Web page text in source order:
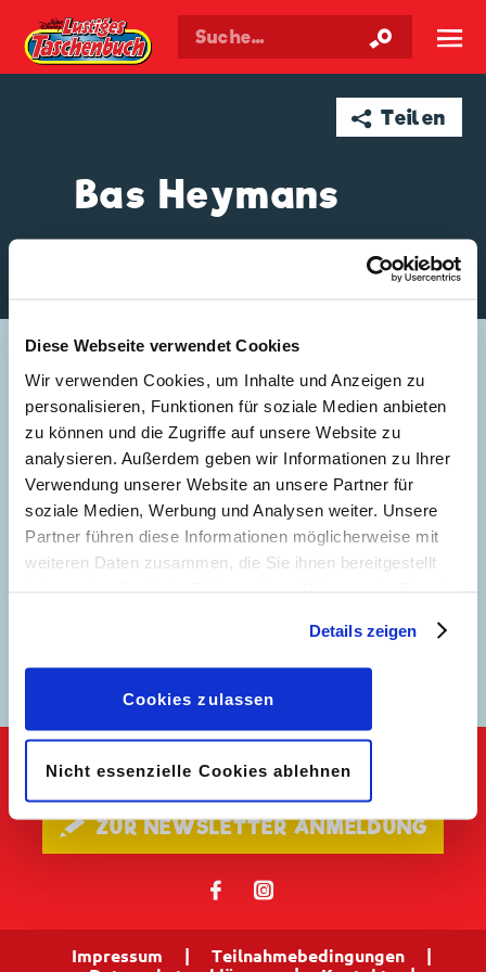
Diese Webseite verwendet Cookies
Wir verwenden Cookies, um Inhalte und Anzeigen zu
personalisieren, Funktionen für soziale Medien anbieten
zu können und die Zugriffe auf unsere Website zu
analysieren. Außerdem geben wir Informationen zu Ihrer
Verwendung unserer Website an unsere Partner für
soziale Medien, Werbung und Analysen weiter. Unsere
Partner führen diese Informationen möglicherweise mit
weiteren Daten zusammen, die Sie ihnen bereitgestellt
geben, können Sie diese jederzeit in der
Datenschutzerklärungwieder widerrufen.
Details zeigen
Cookies zulassen
Nicht essenzielle Cookies ablehnen
Walt Disneys Taschenbuch ☰
➦ Teilen
Bas Heymans
Keine Neuigkeiten mehr verpassen!
🖋 ZUR NEWSLETTER ANMELDUNG
𝖿 📷
Impressum Teilnahmebedingungen